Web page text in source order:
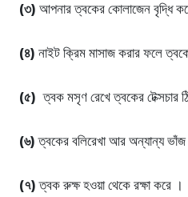
(৩) আপনার ত্বকের কোলাজেন বৃদ্ধি
(৪) নাইট ক্রিম মাসাজ করার ফলে
(৫) ত্বক মসৃণ রেখে ত্বকের টেক্সচার
(৬) ত্বকের বলিরেখা আর অন্যান্য
(৭) ত্বক রুক্ষ হওয়া থেকে রক্ষা করে ।